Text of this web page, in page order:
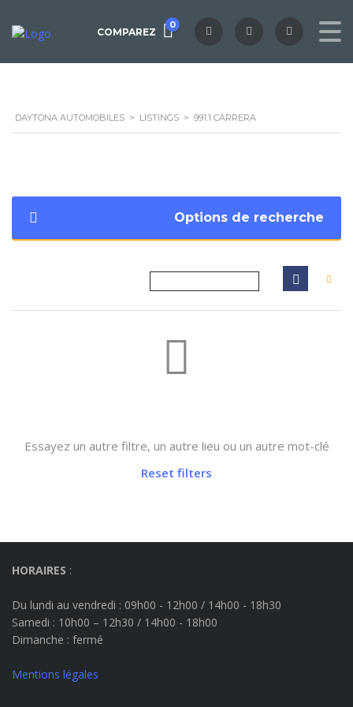
COMPAREZ
0
DAYTONA AUTOMOBILES > LISTINGS > 991.1 CARRERA
Options de recherche
Essayez un autre filtre, un autre lieu ou un autre mot-clé
Reset filters
HORAIRES :
Du lundi au vendredi : 09h00 - 12h00 / 14h00 - 18h30
Samedi : 10h00 – 12h30 / 14h00 - 18h00
Dimanche : fermé
Mentions légales